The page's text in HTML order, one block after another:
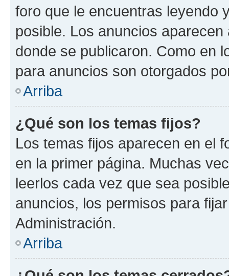
foro que le encuentras leyendo
posible. Los anuncios
donde se publicaron. Como en
para anuncios son otorgados
Arriba
¿Qué son los temas fijos?
Los temas fijos aparecen en el
en la primer página. Muchas
leerlos cada vez que sea
anuncios, los permisos para
Administración.
Arriba